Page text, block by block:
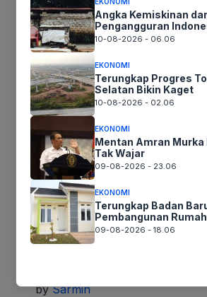
Oktober 6, 2022
0
Mediaseruni.co.id, Karawang –
seratus lebih petani dan
masyarakat bersama Lembaga
Karawang (Sepetak) menggelar
Read more
Diskusi 30 Menit Bersama
by Sarmin
Angka Kemiskinan
Pengangguran
10-08-2026 - 06.06
EKONOMI
Terungkap Progres
Selatan Bikin Kaget
10-08-2026 - 02.06
EKONOMI
Mentan Amran Murka
Tak Wajar
09-08-2026 - 23.06
EKONOMI
Terungkap Badan
Pembangunan Rumah
09-08-2026 - 18.06